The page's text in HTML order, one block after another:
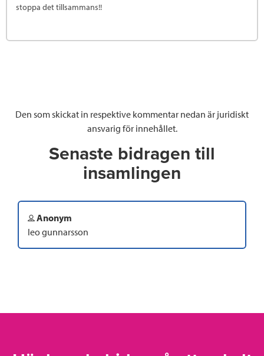
stoppa det tillsammans!!
Den som skickat in respektive kommentar nedan är juridiskt
ansvarig för innehållet.
Senaste bidragen till
insamlingen
Anonym
leo gunnarsson